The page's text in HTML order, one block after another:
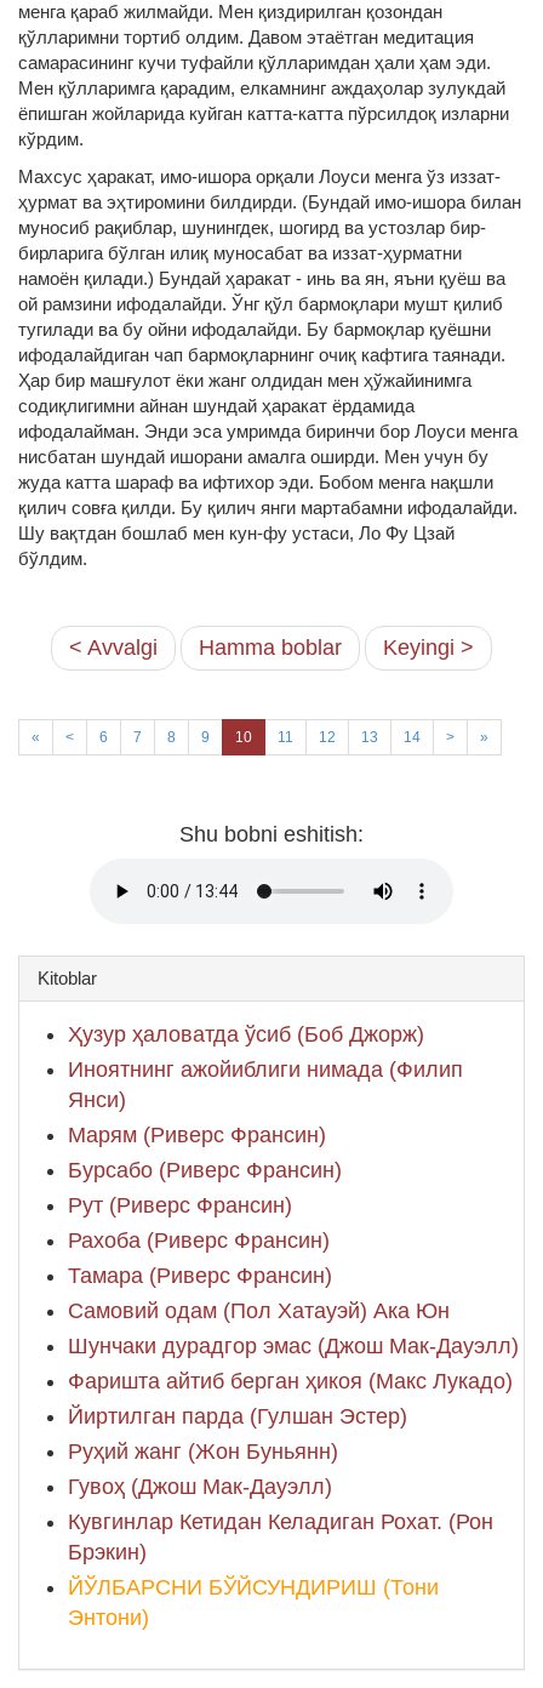
менга қараб жилмайди. Мен қиздирилган қозондан
қўлларимни тортиб олдим. Давом этаётган медитация
самарасининг кучи туфайли қўлларимдан ҳали ҳам эди.
Мен қўлларимга қарадим, елкамнинг аждаҳолар зулукдай
ёпишган жойларида куйган катта-катта пўрсилдоқ изларни
кўрдим.
Махсус ҳаракат, имо-ишора орқали Лоуси менга ўз иззат-
ҳурмат ва эҳтиромини билдирди. (Бундай имо-ишора билан
муносиб рақиблар, шунингдек, шогирд ва устозлар бир-
бирларига бўлган илиқ муносабат ва иззат-ҳурматни
намоён қилади.) Бундай ҳаракат - инь ва ян, яъни қуёш ва
ой рамзини ифодалайди. Ўнг қўл бармоқлари мушт қилиб
тугилади ва бу ойни ифодалайди. Бу бармоқлар қуёшни
ифодалайдиган чап бармоқларнинг очиқ кафтига таянади.
Ҳар бир машғулот ёки жанг олдидан мен ҳўжайинимга
содиқлигимни айнан шундай ҳаракат ёрдамида
ифодалайман. Энди эса умримда биринчи бор Лоуси менга
нисбатан шундай ишорани амалга оширди. Мен учун бу
жуда катта шараф ва ифтихор эди. Бобом менга нақшли
қилич совға қилди. Бу қилич янги мартабамни ифодалайди.
Шу вақтдан бошлаб мен кун-фу устаси, Ло Фу Цзай
бўлдим.
< Avvalgi Hamma boblar Keyingi >
« < 6 7 8 9 10 11 12 13 14 > »
Shu bobni eshitish:
Kitoblar
Ҳузур ҳаловатда ўсиб (Боб Джорж)
Иноятнинг ажойиблиги нимада (Филип
Янси)
Марям (Риверс Франсин)
Бурсабо (Риверс Франсин)
Рут (Риверс Франсин)
Рахоба (Риверс Франсин)
Тамара (Риверс Франсин)
Самовий одам (Пол Хатауэй) Ака Юн
Шунчаки дурадгор эмас (Джош Мак-Дауэлл)
Фаришта айтиб берган ҳикоя (Макс Лукадо)
Йиртилган парда (Гулшан Эстер)
Руҳий жанг (Жон Буньянн)
Гувоҳ (Джош Мак-Дауэлл)
Кувгинлар Кетидан Келадиган Рохат. (Рон
Брэкин)
ЙЎЛБАРСНИ БЎЙСУНДИРИШ (Тони
Энтони)